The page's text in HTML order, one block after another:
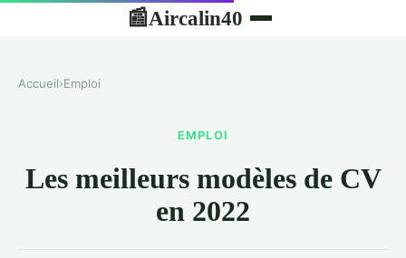
📰Aircalin40
Accueil›Emploi
EMPLOI
Les meilleurs modèles de CV
en 2022